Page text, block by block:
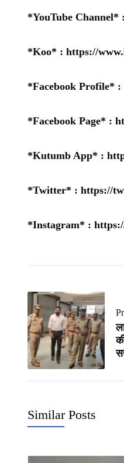
*YouTube Channel* :
*Koo* : https://
*Facebook Profile* :
*Facebook Page* :
*Kutumb App* :
*Twitter* : https://
*Instagram* :
Similar Posts